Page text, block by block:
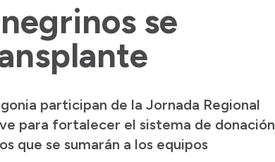
se
participan de la Jornada Regional
para fortalecer el sistema de donación
que se sumarán a los equipos